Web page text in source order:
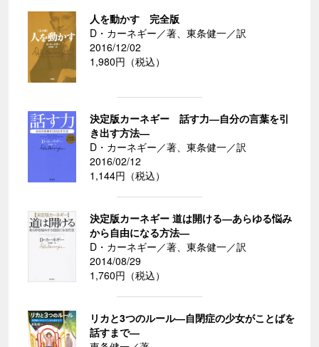
人を動かす 完全版
D・カーネギー／著、東条健一／訳
2016/12/02
1,980円（税込）
決定版カーネギー 話す力―自分の言葉を引
き出す方法―
D・カーネギー／著、東条健一／訳
2016/02/12
1,144円（税込）
決定版カーネギー 道は開ける―あらゆる悩み
から自由になる方法―
D・カーネギー／著、東条健一／訳
2014/08/29
1,760円（税込）
リカと3つのルール―自閉症の少女がことばを
話すまで―